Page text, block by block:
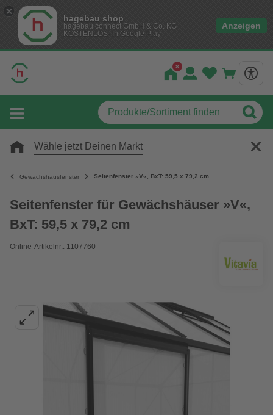
hagebau shop
hagebau connect GmbH & Co. KG
KOSTENLOS- In Google Play
Anzeigen
Wähle jetzt Deinen Markt
Gewächshausfenster Seitenfenster »V«, BxT: 59,5 x 79,2 cm
Seitenfenster für Gewächshäuser »V«,
BxT: 59,5 x 79,2 cm
Online-Artikelnr.: 1107760